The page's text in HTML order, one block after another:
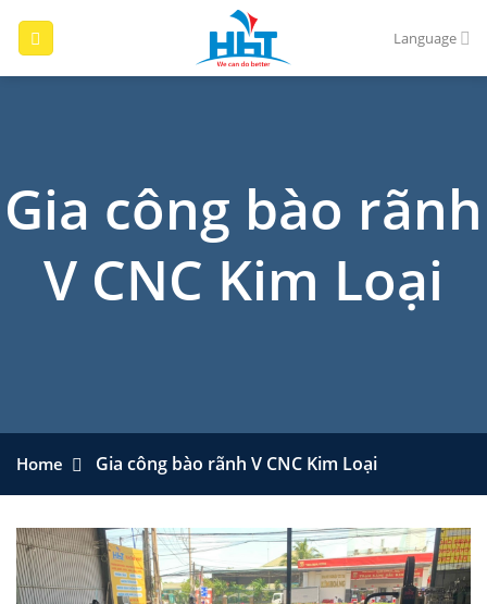
Language
Gia công bào rãnh
V CNC Kim Loại
Home Gia công bào rãnh V CNC Kim Loại